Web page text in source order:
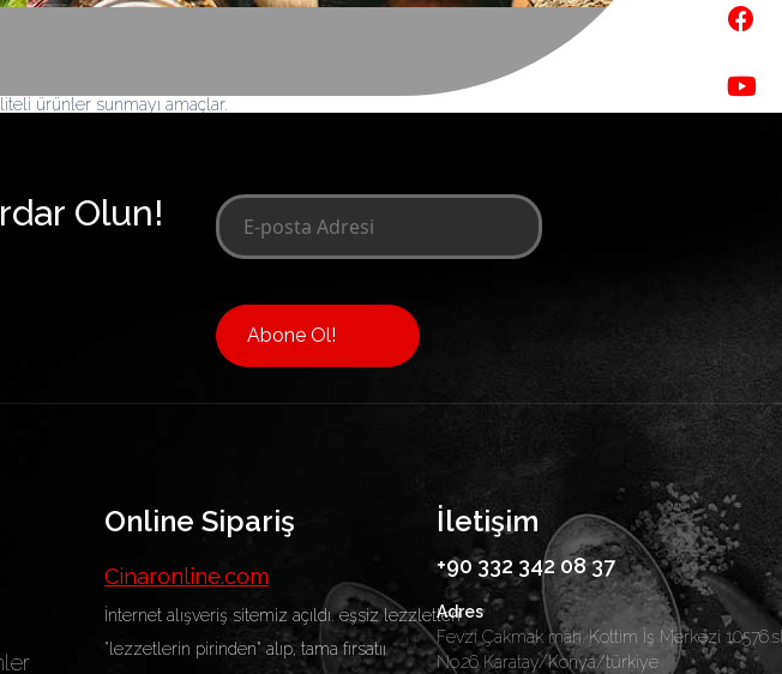
ürünler sunmayı amaçlar.
Olun!
Abone Ol!
Online Sipariş
Cinaronline.com
İnternet alışveriş sitemiz açıldı. eşsiz lezzletleri
"lezzetlerin pirinden" alıp, tama fırsatıı
İletişim
+90 332 342 08 37
Adres
Fevzi Çakmak mah. Kottim İş Merkezi
No.26 Karatay/Konya/türkiye